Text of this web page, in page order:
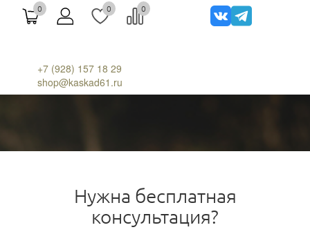
0 0 0
+7 (928) 157 18 29
shop@kaskad61.ru
Нужна бесплатная
консультация?